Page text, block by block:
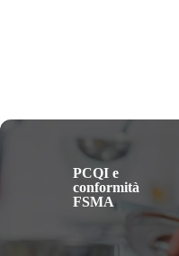
PCQI e
conformità
FSMA